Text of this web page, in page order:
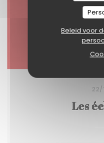
Beleid voor
22/
Les